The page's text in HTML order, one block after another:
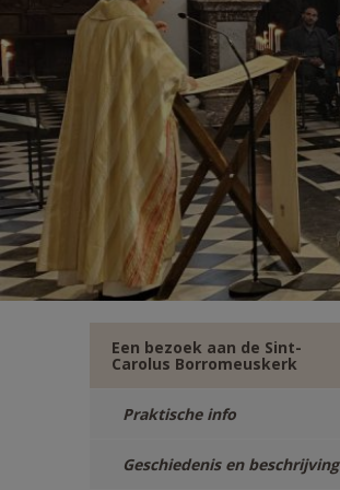
VIA
E-
MAIL
Een bezoek aan de Sint-
Carolus Borromeuskerk
Praktische info
Geschiedenis en beschrijving